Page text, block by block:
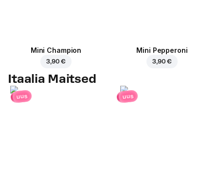
Mini Champion
3,90 €
Mini Pepperoni
3,90 €
Itaalia Maitsed
uus uus